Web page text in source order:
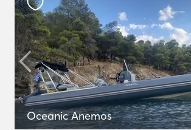
Oceanic Anemos